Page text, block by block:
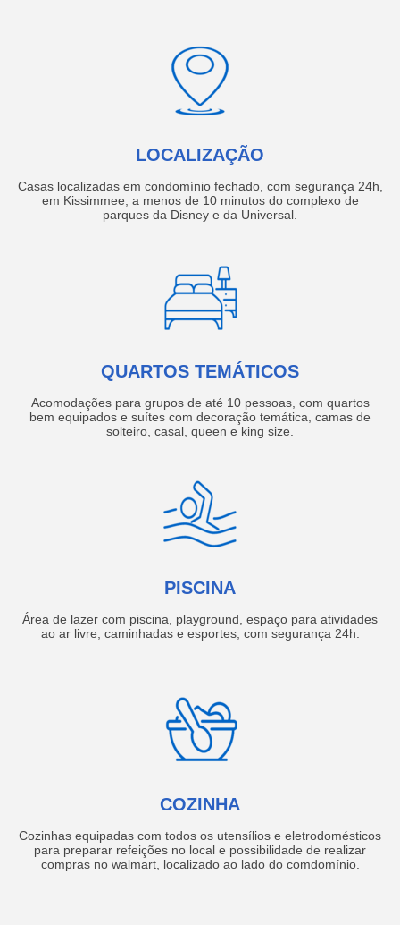
LOCALIZAÇÃO
Casas localizadas em condomínio fechado, com segurança 24h,
em Kissimmee, a menos de 10 minutos do complexo de
parques da Disney e da Universal.
QUARTOS TEMÁTICOS
Acomodações para grupos de até 10 pessoas, com quartos
bem equipados e suítes com decoração temática, camas de
solteiro, casal, queen e king size.
PISCINA
Área de lazer com piscina, playground, espaço para atividades
ao ar livre, caminhadas e esportes, com segurança 24h.
COZINHA
Cozinhas equipadas com todos os utensílios e eletrodomésticos
para preparar refeições no local e possibilidade de realizar
compras no walmart, localizado ao lado do comdomínio.